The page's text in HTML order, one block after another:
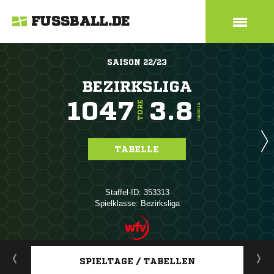
FUSSBALL.DE
SAISON 22/23
BEZIRKSLIGA
1047 TORE 3.8 TORE/SPIEL
TABELLE
Staffel-ID: 353313
Spielklasse: Bezirksliga
ANZEIGE
SPIELTAGE / TABELLEN